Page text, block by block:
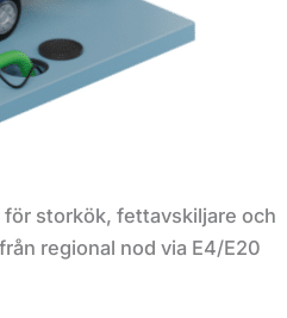
storkök, fettavskiljare och
regional nod via E4/E20